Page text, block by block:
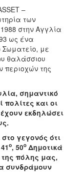
–
των
στην Αγγλία
ως ένα
Σωματείο, με
θαλάσσιου
περιοχών της
σημαντικό
πολίτες και οι
εκδηλώσει
γεγονός ότι
ο, 50ο Δημοτικά
πόλης μας,
συνδράμουν